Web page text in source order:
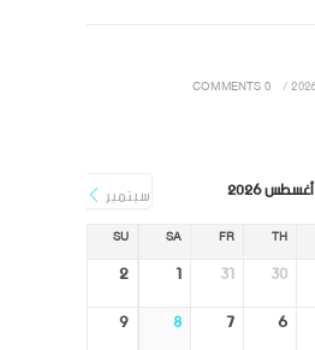
/
0 COMMENTS
أغسطس 2026 سبتمبر
TH
FR
SA
SU
30
31
1
2
6
7
8
9